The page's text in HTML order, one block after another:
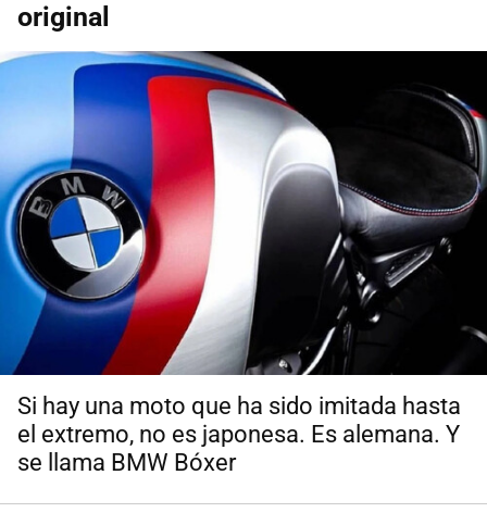
original
Si hay una moto que ha sido imitada hasta
el extremo, no es japonesa. Es alemana. Y
se llama BMW Bóxer